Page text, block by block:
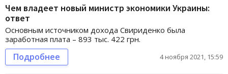
Чем владеет новый министр экономики Украины:
ответ
Основным источником дохода Свириденко была
заработная плата – 893 тыс. 422 грн.
Подробнее 4 ноября 2021, 15:59